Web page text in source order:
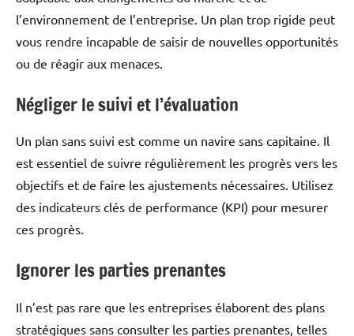
l’environnement de l’entreprise. Un plan trop rigide peut
vous rendre incapable de saisir de nouvelles opportunités
ou de réagir aux menaces.
Négliger le suivi et l’évaluation
Un plan sans suivi est comme un navire sans capitaine. Il
est essentiel de suivre régulièrement les progrès vers les
objectifs et de faire les ajustements nécessaires. Utilisez
des indicateurs clés de performance (KPI) pour mesurer
ces progrès.
Ignorer les parties prenantes
Il n’est pas rare que les entreprises élaborent des plans
stratégiques sans consulter les parties prenantes, telles